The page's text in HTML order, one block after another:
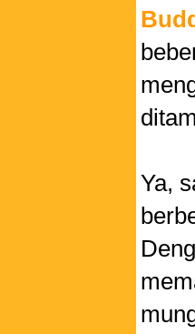
Ya,